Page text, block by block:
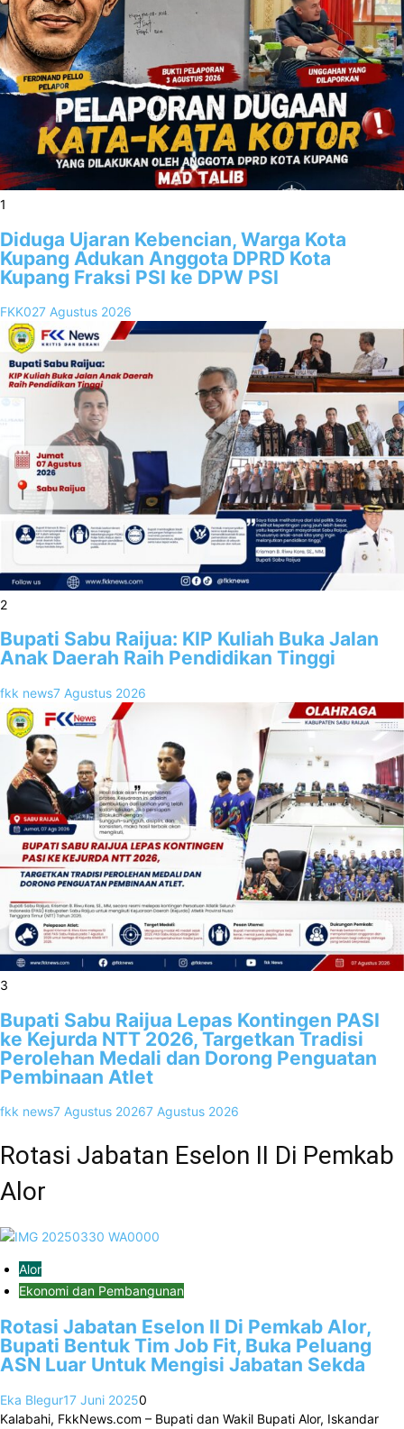
1
Diduga Ujaran Kebencian, Warga Kota
Kupang Adukan Anggota DPRD Kota
Kupang Fraksi PSI ke DPW PSI
FKK027 Agustus 2026
2
Bupati Sabu Raijua: KIP Kuliah Buka Jalan
Anak Daerah Raih Pendidikan Tinggi
fkk news7 Agustus 2026
3
Bupati Sabu Raijua Lepas Kontingen PASI
ke Kejurda NTT 2026, Targetkan Tradisi
Perolehan Medali dan Dorong Penguatan
Pembinaan Atlet
fkk news7 Agustus 20267 Agustus 2026
Rotasi Jabatan Eselon II Di Pemkab
Alor
Alor
Ekonomi dan Pembangunan
Rotasi Jabatan Eselon II Di Pemkab Alor,
Bupati Bentuk Tim Job Fit, Buka Peluang
ASN Luar Untuk Mengisi Jabatan Sekda
Eka Blegur17 Juni 20250
Kalabahi, FkkNews.com – Bupati dan Wakil Bupati Alor, Iskandar